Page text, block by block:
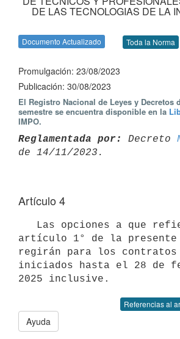
DE LAS TECNOLOGIAS DE LA
Documento Actualizado Toda la Norma
Promulgación: 23/08/2023
Publicación: 30/08/2023
El Registro Nacional de Leyes y Decretos
semestre se encuentra disponible en la
IMPO.
Reglamentada por: Decreto
Artículo 4
artículo 1° de la
regirán para los
iniciados hasta el 28 de
2025 inclusive.
Referencias al
Ayuda